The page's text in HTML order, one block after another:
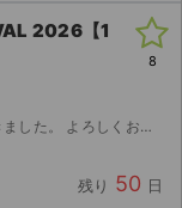
2026【1
しくお願いいたします。
残り 50 日
8